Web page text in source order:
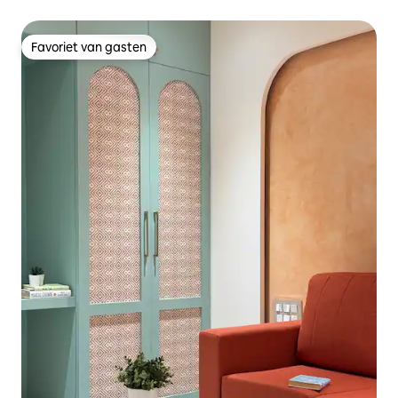
Favoriet van gasten
Favoriet van gasten